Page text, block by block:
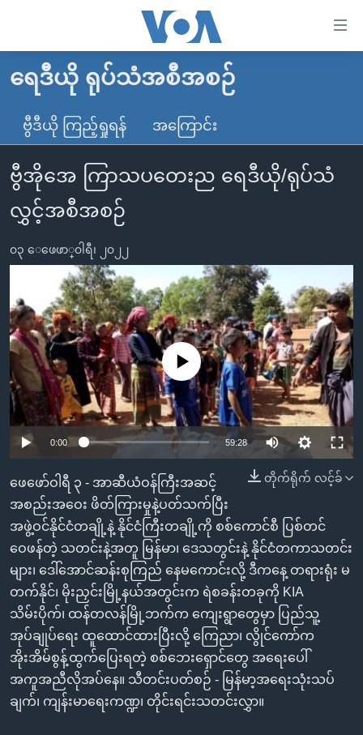
လွယ်ကူ
သည့်
Link
များ
ပင်မ
သို့
ကြည့်
ရန်
ပင်မ
ညွန်း
စာမျက်နှာ
ကြည့်
ရန်
ရှာဖွေ
ရန်
နေရာ
သို့
ကျော်
ရန်
မူလစာမျက်နှာ
မြန်မာ
ကမ္ဘာ့သတင်းများ
နိုင်ငံတကာ
အမေရိကန်
အစ္စရေး-ပါလက်စတိုင်း
ဗွီဒီယို
သတင်းလွတ်လပ်ခွင့်
ရပ်ဝန်းတခု လမ်းတခု အလွန်
အင်္ဂလိပ်စာလေ့လာမယ်
အမေရိကန်သုံးအီဒီယံ
မကြေးမုံရဲ့ အင်္ဂလိပ်စာ
ရုပ်ရှင်ထဲက အင်္ဂလိပ်စာ
သုတပဒေသာ အင်္ဂလိပ်စာ
အပတ်စဉ်ကဏ္ဍများ
ရေဒီယို
တီဗွီ
ရေဒီယိုနှင့်ရုပ်သံ အချက်အလက်များ
ရေဒီယို/တီဗွီအစီအစဉ်
Learning English
ဗွီအိုအေ လူမှုကွန်ယက်များ
ဘာသာစကားများ
ရေဒီယို ရုပ်သံအစီအစဉ်
ဗွီဒီယို ကြည့်ရှုရန် အကြောင်း
ဗွီအိုအေ ကြာသပတေးည ရေဒီယို/ရုပ်သံ
လွှင့်အစီအစဉ်
၀၃ ေဖေဖာ္၀ါရီ၊ ၂၀၂၂
No media source currently available
0:00 59:28
တိုက်ရိုက် လင့်ခ်
ဖေဖော်ဝါရီ ၃ - အာဆီယံဝန်ကြီးအဆင့်
အစည်းအဝေး ဖိတ်ကြားမှုနဲ့ပတ်သက်ပြီး
အဖွဲ့ဝင်နိုင်ငံတချို့နဲ့ နိုင်ငံကြီးတချို့ကို စစ်ကောင်စီ ပြစ်တင်
ဝေဖန်တဲ့ သတင်းနဲ့အတူ မြန်မာ၊ ဒေသတွင်းနဲ့ နိုင်ငံတကာသတင်း
များ၊ ဒေါ်အောင်ဆန်းစုကြည် နေမကောင်းလို့ ဒီကနေ့ တရားရုံး မ
တက်နိုင်၊ မိုးညှင်းမြို့နယ်အတွင်းက ရဲစခန်းတခုကို KIA
သိမ်းပိုက်၊ ထန်တလန်မြို့ဘက်က ကျေးရွာတွေမှာ ပြည်သူ့
အုပ်ချုပ်ရေး ထူထောင်ထားပြီးလို့ ကြေညာ၊ လွိုင်ကော်က
အိုးအိမ်စွန့်ထွက်ပြေးရတဲ့ စစ်ဘေးရှောင်တွေ အရေးပေါ်
အကူအညီလိုအပ်နေ။ သီတင်းပတ်စဉ် - မြန်မာ့အရေးသုံးသပ်
ချက်၊ ကျန်းမာရေးကဏ္ဍ၊ တိုင်းရင်းသတင်းလွှာ။